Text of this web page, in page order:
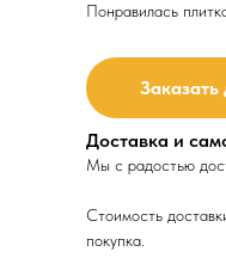
Понравилась
Заказать
Доставка и
Мы с радостью
Стоимость
покупка.